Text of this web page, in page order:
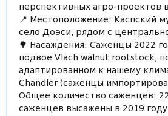
перспективных агро-проектов
📍 Местоположение: Каспский
село Доэси, рядом с
🌳 Насаждения: Саженцы 2022
подвое Vlach walnut rootstock,
адаптированном к нашему
Chandler (саженцы
Общее количество саженцев:
саженцев высажены в 2019 году